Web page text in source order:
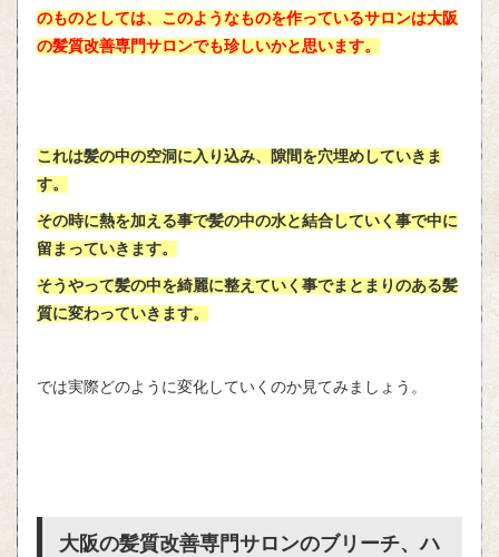
のものとしては、このようなものを作っているサロンは大阪
の髪質改善専門サロンでも珍しいかと思います。
これは髪の中の空洞に入り込み、隙間を穴埋めしていきま
す。
その時に熱を加える事で髪の中の水と結合していく事で中に
留まっていきます。
そうやって髪の中を綺麗に整えていく事でまとまりのある髪
質に変わっていきます。
では実際どのように変化していくのか見てみましょう。
大阪の髪質改善専門サロンのブリーチ、ハ